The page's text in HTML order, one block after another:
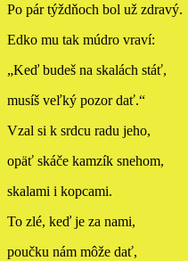
Po pár týždňoch bol už zdravý.
Edko mu tak múdro vraví:
„Keď budeš na skalách stáť,
musíš veľký pozor dať.“
Vzal si k srdcu radu jeho,
opäť skáče kamzík snehom,
skalami i kopcami.
To zlé, keď je za nami,
poučku nám môže dať,